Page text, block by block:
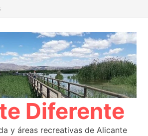
Diferente
y áreas recreativas de Alicante